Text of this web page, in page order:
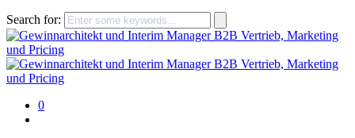
Search for:
0